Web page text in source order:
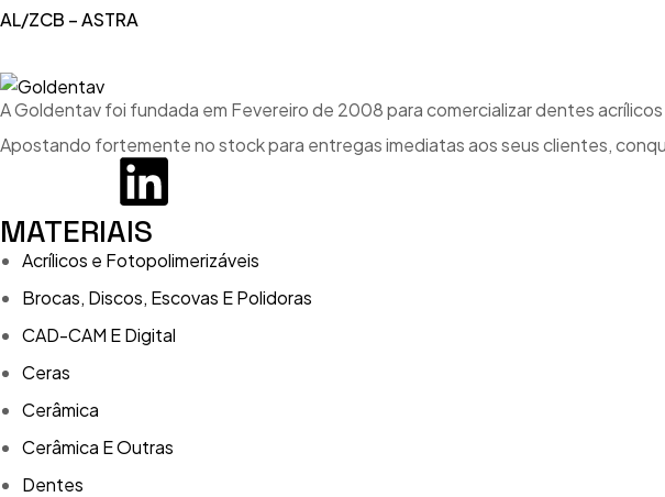
AL/ZCB – ASTRA
A Goldentav foi fundada em Fevereiro de 2008 para comercializar dentes
Apostando fortemente no stock para entregas imediatas aos seus clientes,
MATERIAIS
Acrílicos e Fotopolimerizáveis
Brocas, Discos, Escovas E Polidoras
CAD-CAM E Digital
Ceras
Cerâmica
Cerâmica E Outras
Dentes